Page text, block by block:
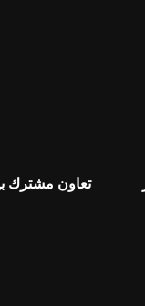
تعاون مشترك